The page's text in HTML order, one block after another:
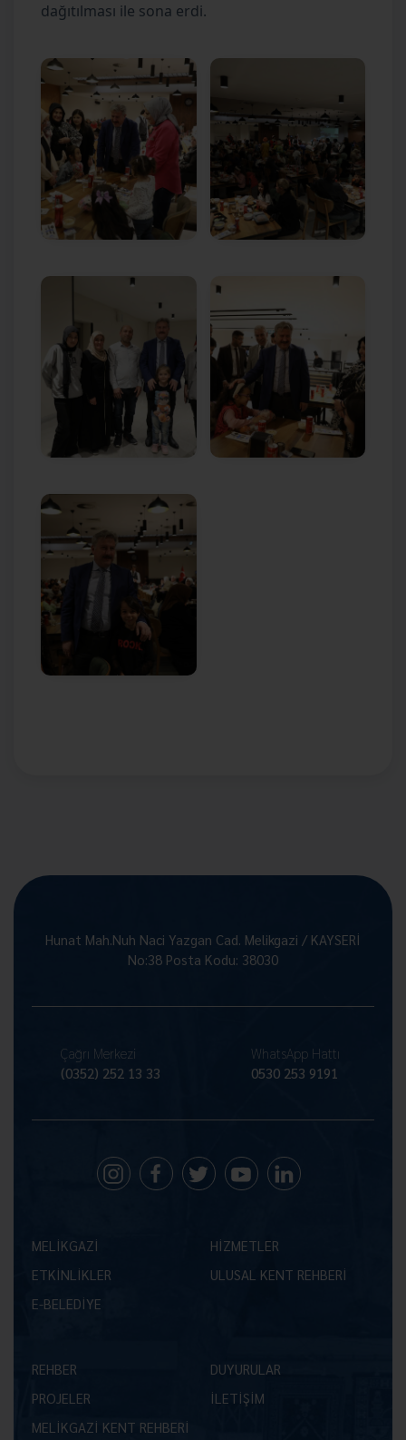
dağıtılması ile sona erdi.
Hunat Mah.Nuh Naci Yazgan Cad. Melikgazi / KAYSERİ
No:38 Posta Kodu: 38030
Çağrı Merkezi
(0352) 252 13 33
WhatsApp Hattı
0530 253 9191
MELİKGAZİ
HİZMETLER
ETKİNLİKLER
ULUSAL KENT REHBERİ
E-BELEDİYE
REHBER
DUYURULAR
PROJELER
İLETİŞİM
MELİKGAZİ KENT REHBERİ